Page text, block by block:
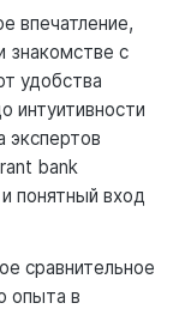
впечатление,
знакомстве с
удобства
интуитивности
экспертов
bank
понятный вход
сравнительное
опыта в